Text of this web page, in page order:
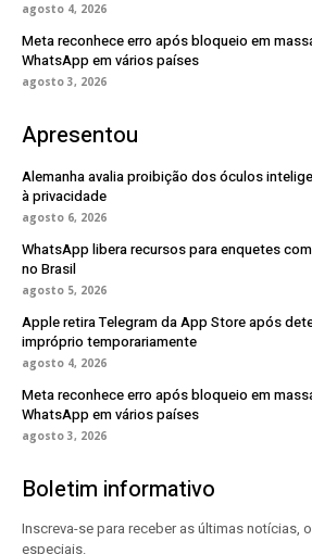
agosto 4, 2026
Meta reconhece erro após bloqueio em
WhatsApp em vários países
agosto 3, 2026
Apresentou
Alemanha avalia proibição dos óculos
à privacidade
agosto 6, 2026
WhatsApp libera recursos para enquetes
no Brasil
agosto 5, 2026
Apple retira Telegram da App Store após
impróprio temporariamente
agosto 4, 2026
Meta reconhece erro após bloqueio em
WhatsApp em vários países
agosto 3, 2026
Boletim informativo
Inscreva-se para receber as últimas notícias,
especiais.